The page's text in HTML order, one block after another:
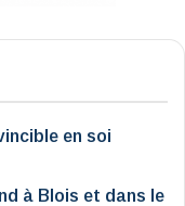
en soi
à Blois et dans le